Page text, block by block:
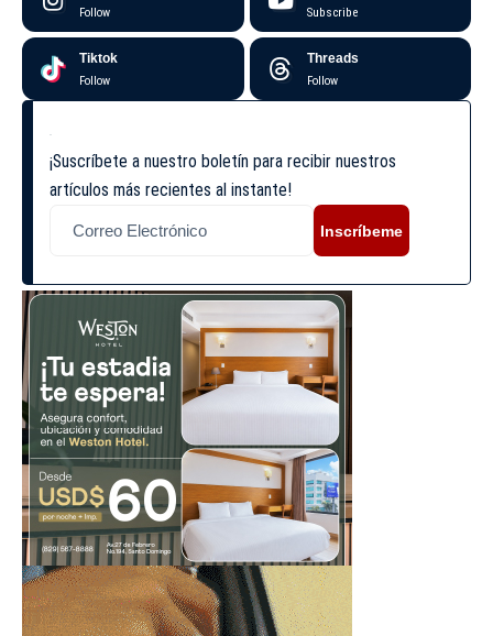
Follow Subscribe
Tiktok
Follow
Threads
Follow
¡Suscríbete a nuestro boletín para recibir nuestros
artículos más recientes al instante!
Inscríbeme